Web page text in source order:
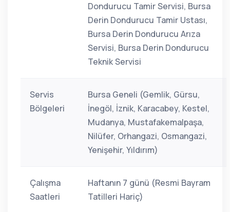
Dondurucu Tamir Servisi, Bursa
Derin Dondurucu Tamir Ustası,
Bursa Derin Dondurucu Arıza
Servisi, Bursa Derin Dondurucu
Teknik Servisi
Servis
Bölgeleri
Bursa Geneli (Gemlik, Gürsu,
İnegöl, İznik, Karacabey, Kestel,
Mudanya, Mustafakemalpaşa,
Nilüfer, Orhangazi, Osmangazi,
Yenişehir, Yıldırım)
Çalışma
Saatleri
Haftanın 7 günü (Resmi Bayram
Tatilleri Hariç)